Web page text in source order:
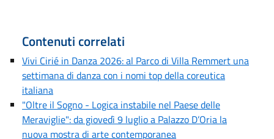
Contenuti correlati
Vivi Cirié in Danza 2026: al Parco di Villa Remmert una
settimana di danza con i nomi top della coreutica
italiana
"Oltre il Sogno - Logica instabile nel Paese delle
Meraviglie": da giovedì 9 luglio a Palazzo D’Oria la
nuova mostra di arte contemporanea